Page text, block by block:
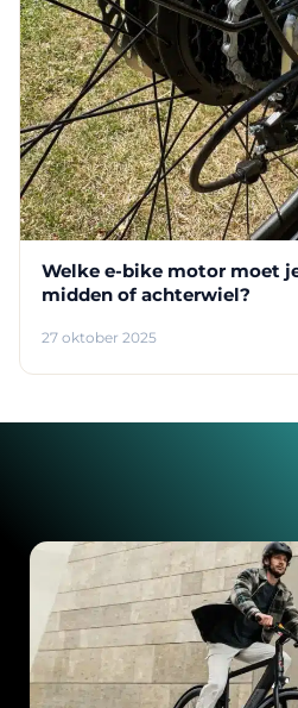
Welke e-bike motor moet
midden of achterwiel?
27 oktober 2025